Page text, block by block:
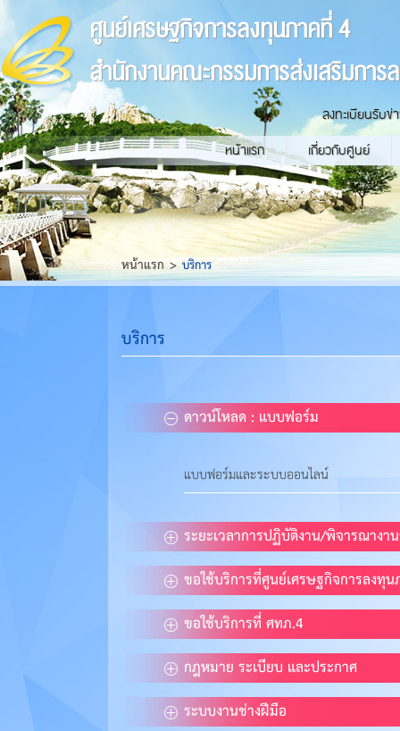
ศูนย์เศรษฐกิจการลงทุนภาคที่ 4
สำนักงานคณะกรรมการส่งเสริมการ
ลงทะเบียนรับข่
หน้าแรก
เกี่ยวกับศูนย์
หน้าแรก บริการ
บริการ
ดาวน์โหลด : แบบฟอร์ม
แบบฟอร์มและระบบออนไลน์
ระยะเวลาการปฏิบัติงาน/พิจารณางา
ขอใช้บริการที่ศูนย์เศรษฐกิจการลง
ขอใช้บริการที่ ศทภ.4
กฎหมาย ระเบียบ และประกาศ
ระบบงานช่างฝีมือ